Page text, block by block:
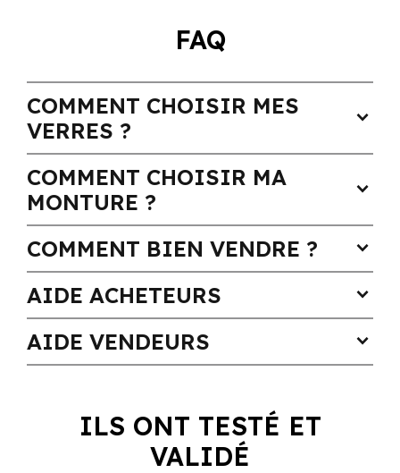
FAQ
COMMENT CHOISIR MES
VERRES ?
expand_more
COMMENT CHOISIR MA
MONTURE ?
expand_more
COMMENT BIEN VENDRE ? expand_more
AIDE ACHETEURS expand_more
AIDE VENDEURS expand_more
ILS ONT TESTÉ ET
VALIDÉ